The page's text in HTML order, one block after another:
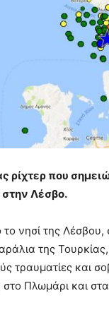
ρίχτερ που
στην Λέσβο.
το νησί της
της
τραυματίες και
Πλωμάρι και